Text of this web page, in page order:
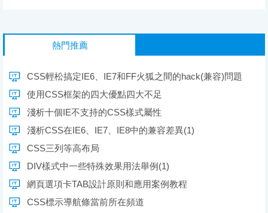
熱門推薦
CSS輕松搞定IE6、IE7和FF火狐之間的hack(兼容)問題
使用CSS框架的四大優點四大不足
淺析十個IE不支持的CSS樣式屬性
淺析CSS在IE6、IE7、IE8中的兼容差異(1)
CSS三列等高布局
DIV樣式中一些特殊效果用法舉例(1)
網頁選項卡TAB設計原則和應用案例教程
CSS標示導航條當前所在頻道